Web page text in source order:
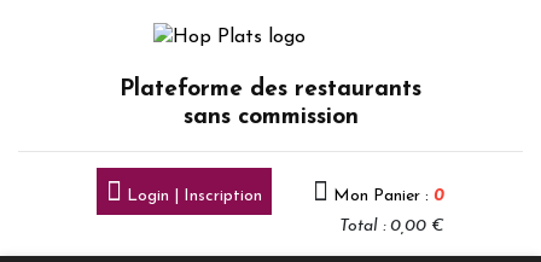
Plateforme des restaurants
sans commission
Login | Inscription Mon Panier : 0
Total : 0,00 €